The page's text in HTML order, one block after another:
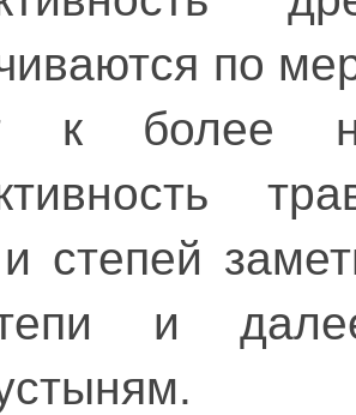
по
к более
степей
и